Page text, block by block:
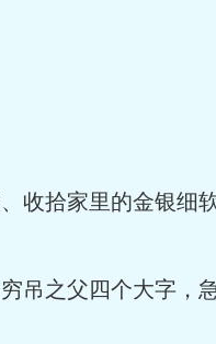
收拾家里的金银细软
吊之父四个大字，